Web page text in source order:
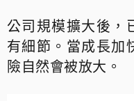
公司規模擴大後，
有細節。當成長加
險自然會被放大。